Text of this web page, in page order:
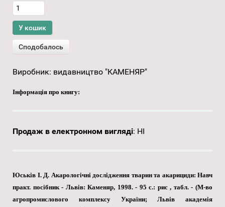
Виробник: видавництво "КАМЕНЯР"
Інформація про книгу:
Продаж в електронном вигляді: НІ
Юськів І. Д. Акарологічні дослідження тварин та акарициди: Навч
практ. посібник - Львів: Каменяр, 1998. - 95 с.: рис , табл. - (М-во
агропромислового комплексу України; Львів академія